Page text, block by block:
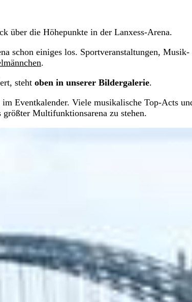
über die Höhepunkte in der Lanxess-Arena.
schon einiges los. Sportveranstaltungen, Musik-
.
steht oben in unserer Bildergalerie.
im Eventkalender. Viele musikalische Top-Acts
Multifunktionsarena zu stehen.